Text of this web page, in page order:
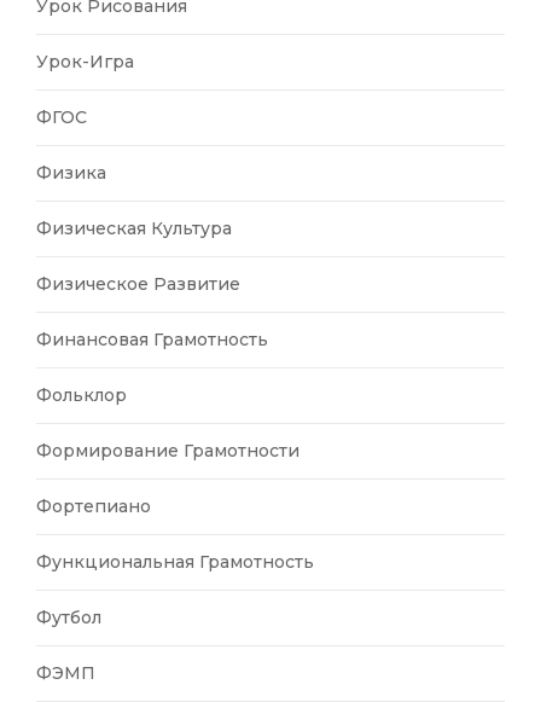
Урок Рисования
Урок-Игра
ФГОС
Физика
Физическая Культура
Физическое Развитие
Финансовая Грамотность
Фольклор
Формирование Грамотности
Фортепиано
Функциональная Грамотность
Футбол
ФЭМП